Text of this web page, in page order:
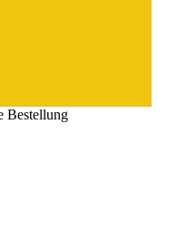
Bestellung